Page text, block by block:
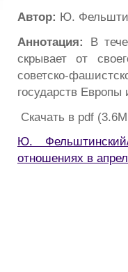
Автор: Ю.
Аннотация: В
скрывает от
советско-
государств Европы
Скачать в pdf
Ю.
отношениях в